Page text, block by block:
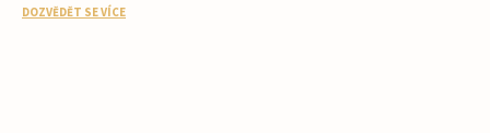
DOZVĚDĚT SE VÍCE